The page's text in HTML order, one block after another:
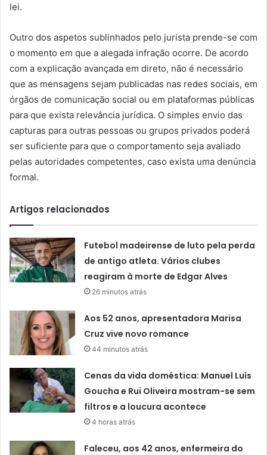
lei.
Outro dos aspetos sublinhados pelo jurista prende-se com
o momento em que a alegada infração ocorre. De acordo
com a explicação avançada em direto, não é necessário
que as mensagens sejam publicadas nas redes sociais, em
órgãos de comunicação social ou em plataformas públicas
para que exista relevância jurídica. O simples envio das
capturas para outras pessoas ou grupos privados poderá
ser suficiente para que o comportamento seja avaliado
pelas autoridades competentes, caso exista uma denúncia
formal.
Artigos relacionados
Futebol madeirense de luto pela perda
de antigo atleta. Vários clubes
reagiram à morte de Edgar Alves
26 minutos atrás
Aos 52 anos, apresentadora Marisa
Cruz vive novo romance
44 minutos atrás
Cenas da vida doméstica: Manuel Luís
Goucha e Rui Oliveira mostram-se sem
filtros e a loucura acontece
4 horas atrás
Faleceu, aos 42 anos, enfermeira do